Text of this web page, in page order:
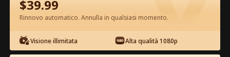
Episodio 53 - Mi Rifiuto di Essere
$39.99
Rinnovo automatico. Annulla in qualsiasi momento.
Visione illimitata Alta qualità 1080p